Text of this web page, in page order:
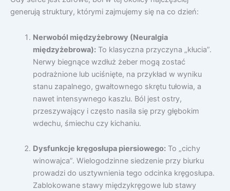
generują struktury, którymi zajmujemy się na co dzień:
Nerwoból międzyżebrowy (Neuralgia
międzyżebrowa):To klasyczna przyczyna „kłucia”.
Nerwy biegnące wzdłuż żeber mogą zostać
podrażnione lub uciśnięte, na przykład w wyniku
stanu zapalnego, gwałtownego skrętu tułowia, a
nawet intensywnego kaszlu. Ból jest ostry,
przeszywający i często nasila się przy głębokim
wdechu, śmiechu czy kichaniu.
Dysfunkcje kręgosłupa piersiowego:To „cichy
winowajca”. Wielogodzinne siedzenie przy biurku
prowadzi do usztywnienia tego odcinka kręgosłupa.
Zablokowane stawy międzykręgowe lub stawy